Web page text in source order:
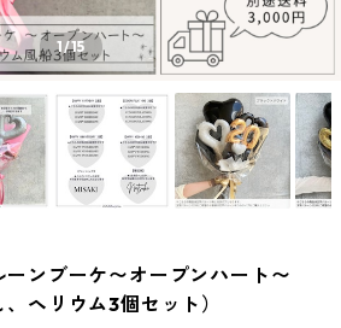
1/15
ンブーケ〜オープンハート〜
、ヘリウム3個セット）